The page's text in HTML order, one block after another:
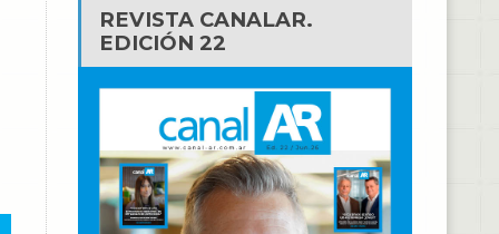
REVISTA CANALAR.
EDICIÓN 22